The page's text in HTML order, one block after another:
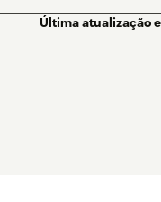
Última atualização